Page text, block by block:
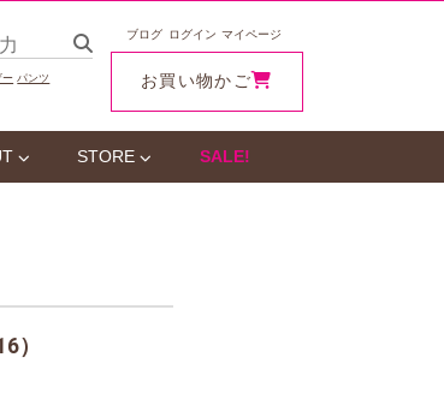
ー パンツ
ブログ ログイン マイページ
お買い物かご
STORE SALE!
）